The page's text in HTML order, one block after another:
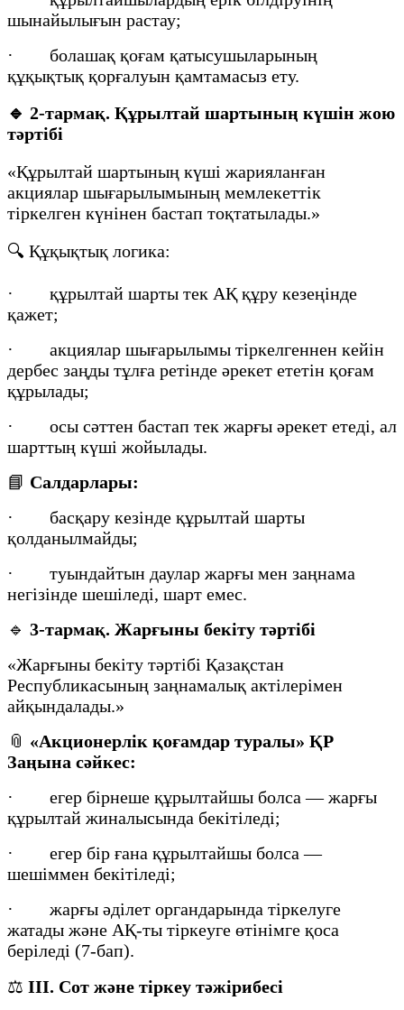
шынайылығын растау;
· болашақ қоғам қатысушыларының
құқықтық қорғалуын қамтамасыз ету.
🔹 2-тармақ. Құрылтай шартының күшін жою
тәртібі
«Құрылтай шартының күші жарияланған
акциялар шығарылымының мемлекеттік
тіркелген күнінен бастап тоқтатылады.»
🔍 Құқықтық логика:
· құрылтай шарты тек АҚ құру кезеңінде
қажет;
· акциялар шығарылымы тіркелгеннен кейін
дербес заңды тұлға ретінде әрекет ететін қоғам
құрылады;
· осы сәттен бастап тек жарғы әрекет етеді, ал
шарттың күші жойылады.
📘 Салдарлары:
· басқару кезінде құрылтай шарты
қолданылмайды;
· туындайтын даулар жарғы мен заңнама
негізінде шешіледі, шарт емес.
🔹 3-тармақ. Жарғыны бекіту тәртібі
«Жарғыны бекіту тәртібі Қазақстан
Республикасының заңнамалық актілерімен
айқындалады.»
📎 «Акционерлік қоғамдар туралы» ҚР
Заңына сәйкес:
· егер бірнеше құрылтайшы болса — жарғы
құрылтай жиналысында бекітіледі;
· егер бір ғана құрылтайшы болса —
шешіммен бекітіледі;
· жарғы әділет органдарында тіркелуге
жатады және АҚ-ты тіркеуге өтінімге қоса
беріледі (7-бап).
⚖️ III. Сот және тіркеу тәжірибесі